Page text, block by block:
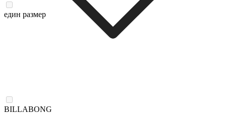
един размер
BILLABONG